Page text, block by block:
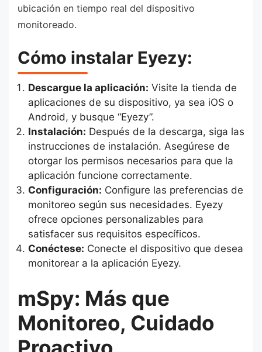
ubicación en tiempo real del dispositivo
monitoreado.
Cómo instalar Eyezy:
Descargue la aplicación: Visite la tienda de
aplicaciones de su dispositivo, ya sea iOS o
Android, y busque “Eyezy”.
Instalación: Después de la descarga, siga las
instrucciones de instalación. Asegúrese de
otorgar los permisos necesarios para que la
aplicación funcione correctamente.
Configuración: Configure las preferencias de
monitoreo según sus necesidades. Eyezy
ofrece opciones personalizables para
satisfacer sus requisitos específicos.
Conéctese: Conecte el dispositivo que desea
monitorear a la aplicación Eyezy.
mSpy: Más que
Monitoreo, Cuidado